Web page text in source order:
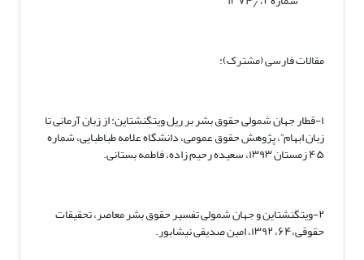
مقالات فارسی (مشترک):
۱-قطار جهان شمولی حقوق بشر بر ریل ویتگنشتاین: از زبان آرمانی تا
زبان ابهام”، پژوهش حقوق عمومی، دانشگاه علامه طباطبایی، شماره
۴۵ زمستان ۱۳۹۳، سعیده رحیم زاده، فاطمه بستانی.
۲-ویتگنشتاین و جهان شمولی تفسیر حقوق بشر معاصر، تحقیقات
حقوقی،۶۴، ۱۳۹۲، امین صدیقی نیشابور.